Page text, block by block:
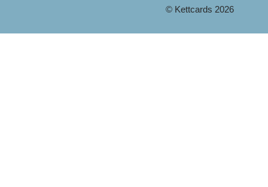
© Kettcards 2026